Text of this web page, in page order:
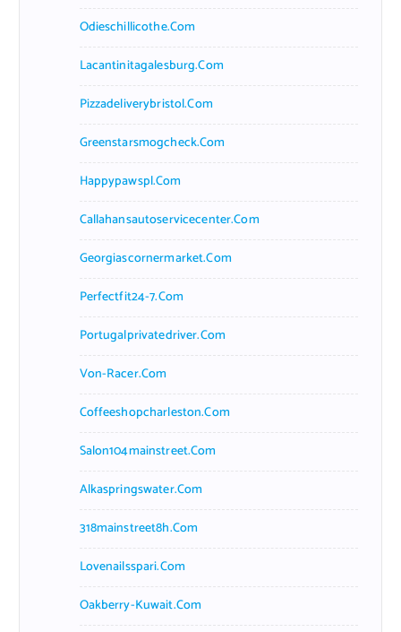
Odieschillicothe.com
Lacantinitagalesburg.com
Pizzadeliverybristol.com
Greenstarsmogcheck.com
Happypawspl.com
Callahansautoservicecenter.com
Georgiascornermarket.com
Perfectfit24-7.com
Portugalprivatedriver.com
Von-Racer.com
Coffeeshopcharleston.com
Salon104mainstreet.com
Alkaspringswater.com
318mainstreet8h.com
Lovenailsspari.com
Oakberry-Kuwait.com